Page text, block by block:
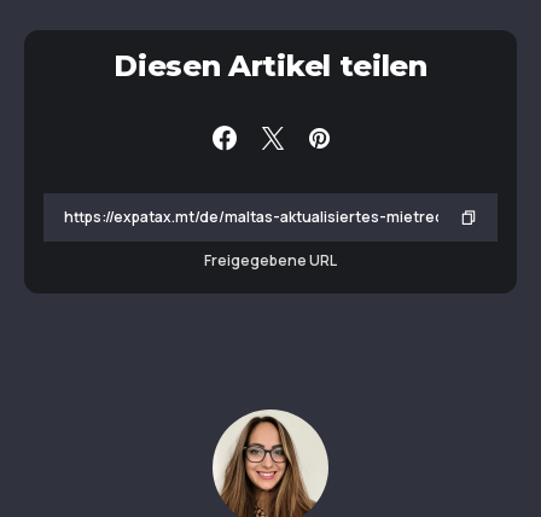
Diesen Artikel teilen
Freigegebene URL